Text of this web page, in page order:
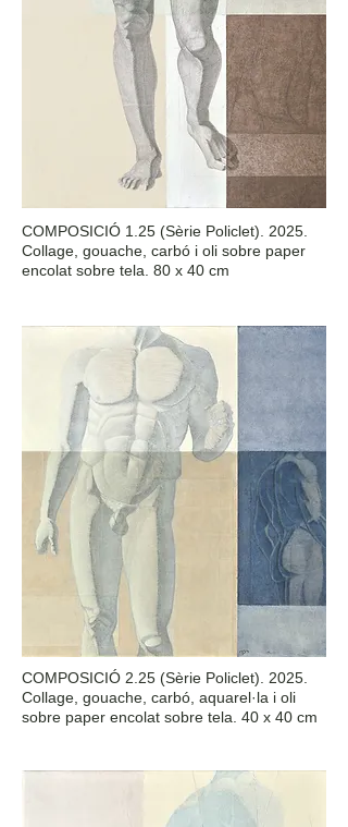
COMPOSICIÓ 1.25 (Sèrie Policlet). 2025.
Collage, gouache, carbó i oli sobre paper
encolat sobre tela. 80 x 40 cm
COMPOSICIÓ 2.25 (Sèrie Policlet). 2025.
Collage, gouache, carbó, aquarel·la i oli
sobre paper encolat sobre tela. 40 x 40 cm